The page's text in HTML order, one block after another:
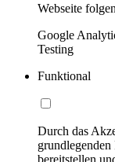
Webseite
Google
Testing
Funktional
Durch das
grundlegenden
bereitstellen